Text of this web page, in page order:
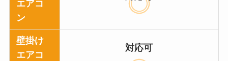
エアコ
ン
壁掛け
エアコ
対応可